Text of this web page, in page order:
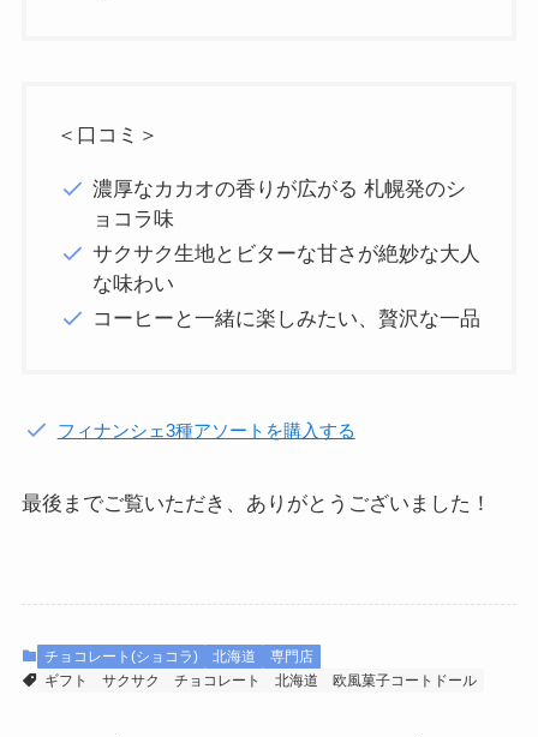
＜口コミ＞
濃厚なカカオの香りが広がる 札幌発のシ
ョコラ味
サクサク生地とビターな甘さが絶妙な大人
な味わい
コーヒーと一緒に楽しみたい、贅沢な一品
フィナンシェ3種アソートを購入する
最後までご覧いただき、ありがとうございました！
チョコレート(ショコラ) 北海道
専門店
ギフト
サクサク チョコレート 北海道 欧風菓子コートドール